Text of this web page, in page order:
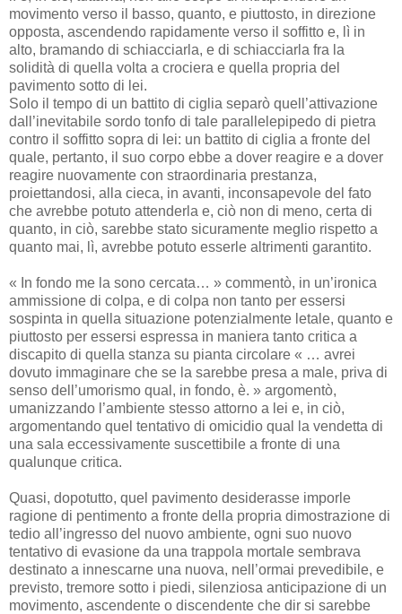
movimento verso il basso, quanto, e piuttosto, in direzione
opposta, ascendendo rapidamente verso il soffitto e, lì in
alto, bramando di schiacciarla, e di schiacciarla fra la
solidità di quella volta a crociera e quella propria del
pavimento sotto di lei.
Solo il tempo di un battito di ciglia separò quell’attivazione
dall’inevitabile sordo tonfo di tale parallelepipedo di pietra
contro il soffitto sopra di lei: un battito di ciglia a fronte del
quale, pertanto, il suo corpo ebbe a dover reagire e a dover
reagire nuovamente con straordinaria prestanza,
proiettandosi, alla cieca, in avanti, inconsapevole del fato
che avrebbe potuto attenderla e, ciò non di meno, certa di
quanto, in ciò, sarebbe stato sicuramente meglio rispetto a
quanto mai, lì, avrebbe potuto esserle altrimenti garantito.
« In fondo me la sono cercata… » commentò, in un’ironica
ammissione di colpa, e di colpa non tanto per essersi
sospinta in quella situazione potenzialmente letale, quanto e
piuttosto per essersi espressa in maniera tanto critica a
discapito di quella stanza su pianta circolare « … avrei
dovuto immaginare che se la sarebbe presa a male, priva di
senso dell’umorismo qual, in fondo, è. » argomentò,
umanizzando l’ambiente stesso attorno a lei e, in ciò,
argomentando quel tentativo di omicidio qual la vendetta di
una sala eccessivamente suscettibile a fronte di una
qualunque critica.
Quasi, dopotutto, quel pavimento desiderasse imporle
ragione di pentimento a fronte della propria dimostrazione di
tedio all’ingresso del nuovo ambiente, ogni suo nuovo
tentativo di evasione da una trappola mortale sembrava
destinato a innescarne una nuova, nell’ormai prevedibile, e
previsto, tremore sotto i piedi, silenziosa anticipazione di un
movimento, ascendente o discendente che dir si sarebbe